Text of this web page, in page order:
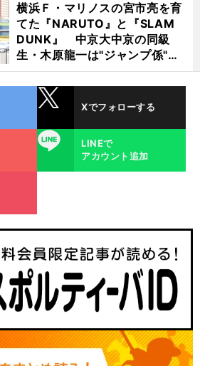
横浜Ｆ・マリノスの宮市亮を育
てた『NARUTO』と『SLAM
DUNK』 中京大中京の同級
生・木原龍一は"ジャンプ係"だ
った
Xでフォローする
LINE
LINEで
アカウント追加